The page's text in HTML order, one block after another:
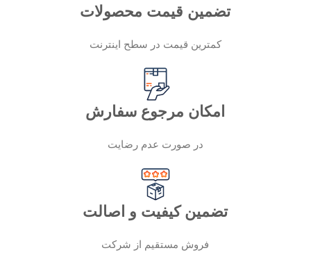
تضمین قیمت محصولات
کمترین قیمت در سطح اینترنت
امکان مرجوع سفارش
در صورت عدم رضایت
تضمین کیفیت و اصالت
فروش مستقیم از شرکت